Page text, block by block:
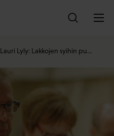
Lauri Lyly: Lakkojen syihin pu…